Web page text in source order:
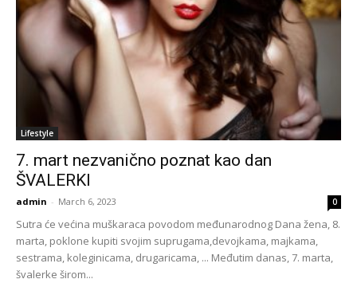
Lifestyle
7. mart nezvanično poznat kao dan
ŠVALERKI
admin - March 6, 2023 0
Sutra će većina muškaraca povodom međunarodnog Dana žena, 8.
marta, poklone kupiti svojim suprugama,devojkama, majkama,
sestrama, koleginicama, drugaricama, ... Međutim danas, 7. marta,
švalerke širom...